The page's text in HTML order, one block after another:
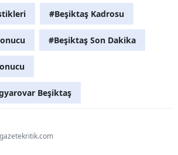
#Beşiktaş Kadrosu
#Beşiktaş Son Dakika
Beşiktaş